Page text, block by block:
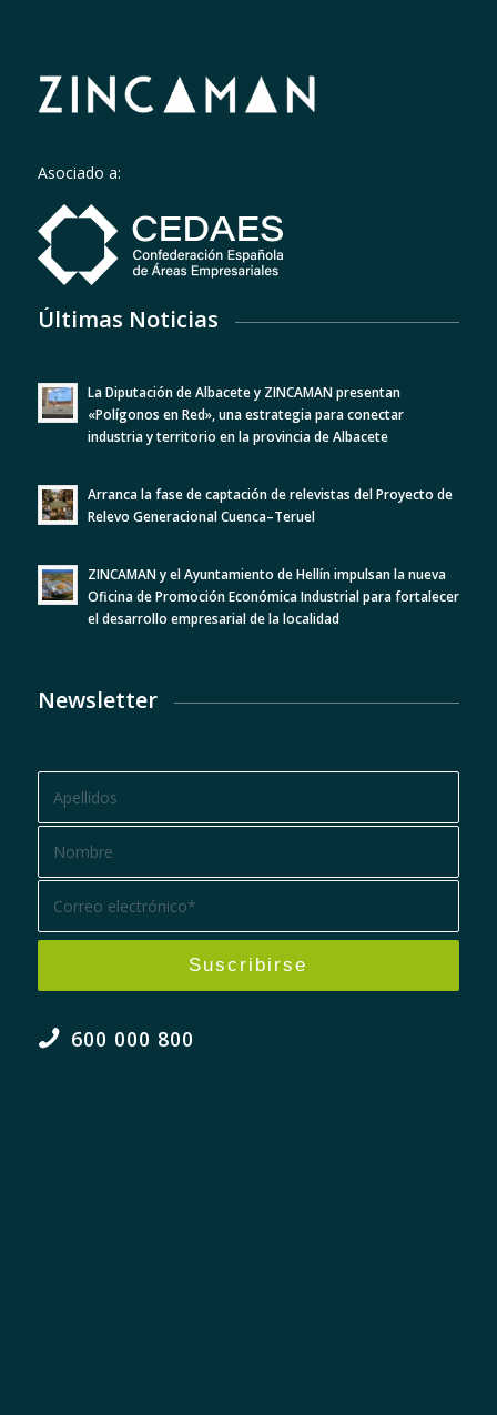
Asociado a:
Últimas Noticias
La Diputación de Albacete y ZINCAMAN presentan
«Polígonos en Red», una estrategia para conectar
industria y territorio en la provincia de Albacete
Arranca la fase de captación de relevistas del Proyecto de
Relevo Generacional Cuenca–Teruel
ZINCAMAN y el Ayuntamiento de Hellín impulsan la nueva
Oficina de Promoción Económica Industrial para fortalecer
el desarrollo empresarial de la localidad
Newsletter
600 000 800